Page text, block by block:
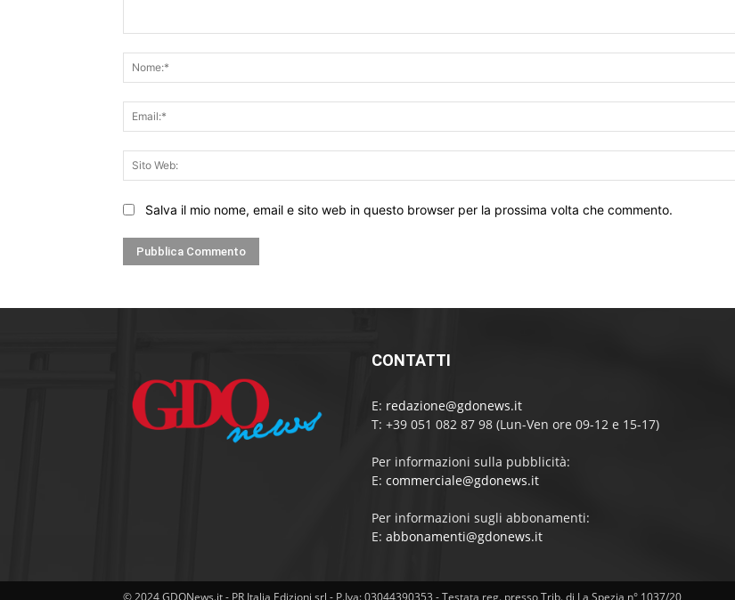
Salva il mio nome, email e sito web in questo browser per la prossima volta che commento.
CONTATTI
E: redazione@gdonews.it
T: +39 051 082 87 98 (Lun-Ven ore 09-12 e 15-17)
Per informazioni sulla pubblicità:
E: commerciale@gdonews.it
Per informazioni sugli abbonamenti:
E: abbonamenti@gdonews.it